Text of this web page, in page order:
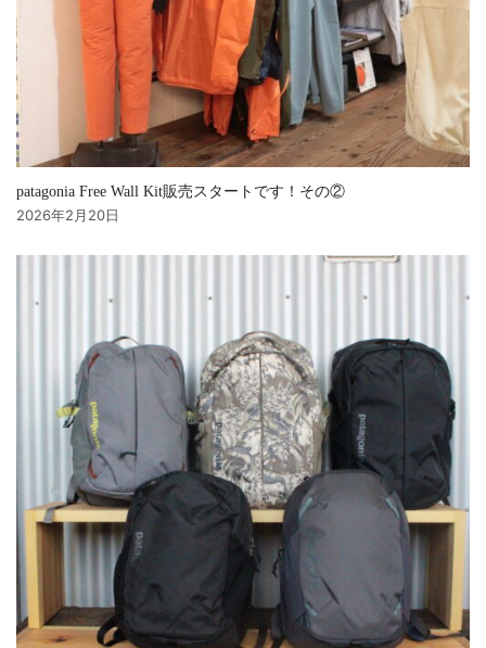
patagonia Free Wall Kit販売スタートです！その②
2026年2月20日